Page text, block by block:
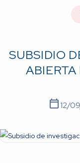
SUBSIDIO
12/